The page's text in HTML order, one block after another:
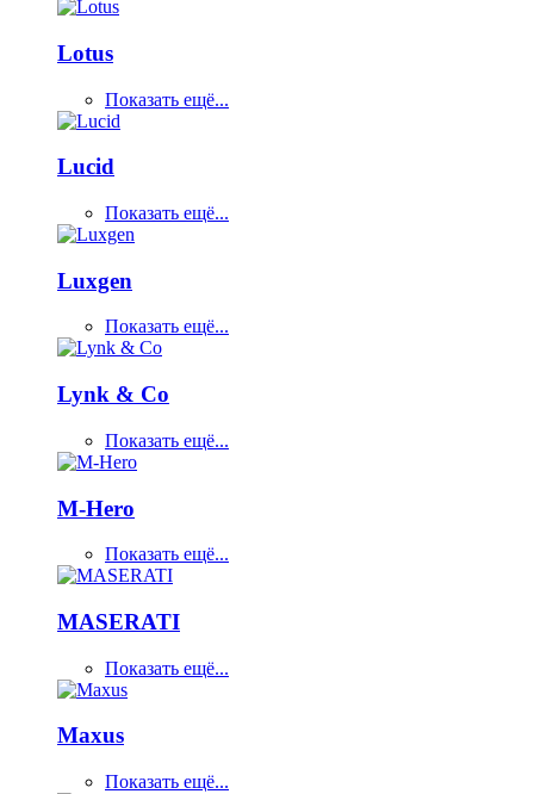
Lotus
Показать ещё...
Lucid
Показать ещё...
Luxgen
Показать ещё...
Lynk & Co
Показать ещё...
M-Hero
Показать ещё...
MASERATI
Показать ещё...
Maxus
Показать ещё...